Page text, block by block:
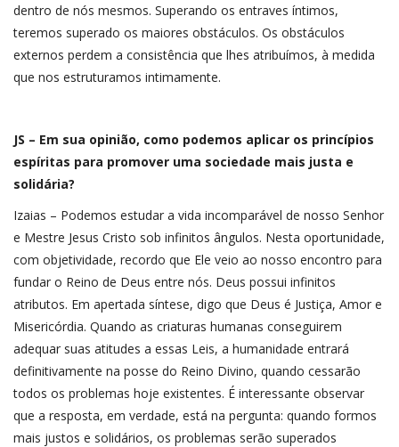
dentro de nós mesmos. Superando os entraves íntimos,
teremos superado os maiores obstáculos. Os obstáculos
externos perdem a consistência que lhes atribuímos, à medida
que nos estruturamos intimamente.
JS – Em sua opinião, como podemos aplicar os princípios
espíritas para promover uma sociedade mais justa e
solidária?
Izaias – Podemos estudar a vida incomparável de nosso Senhor
e Mestre Jesus Cristo sob infinitos ângulos. Nesta oportunidade,
com objetividade, recordo que Ele veio ao nosso encontro para
fundar o Reino de Deus entre nós. Deus possui infinitos
atributos. Em apertada síntese, digo que Deus é Justiça, Amor e
Misericórdia. Quando as criaturas humanas conseguirem
adequar suas atitudes a essas Leis, a humanidade entrará
definitivamente na posse do Reino Divino, quando cessarão
todos os problemas hoje existentes. É interessante observar
que a resposta, em verdade, está na pergunta: quando formos
mais justos e solidários, os problemas serão superados